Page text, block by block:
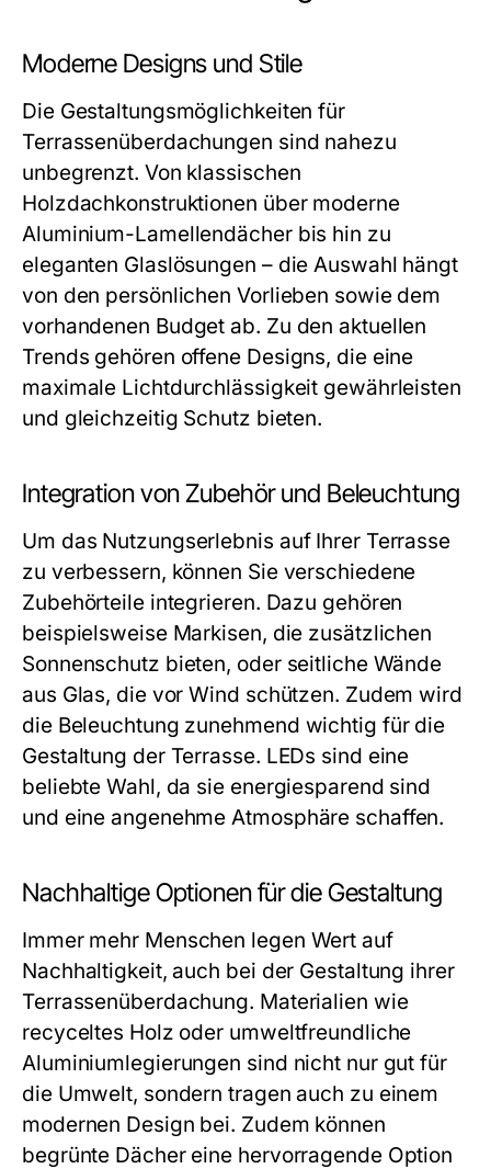
Moderne Designs und Stile
Die Gestaltungsmöglichkeiten für
Terrassenüberdachungen sind nahezu
unbegrenzt. Von klassischen
Holzdachkonstruktionen über moderne
Aluminium-Lamellendächer bis hin zu
eleganten Glaslösungen – die Auswahl hängt
von den persönlichen Vorlieben sowie dem
vorhandenen Budget ab. Zu den aktuellen
Trends gehören offene Designs, die eine
maximale Lichtdurchlässigkeit gewährleisten
und gleichzeitig Schutz bieten.
Integration von Zubehör und Beleuchtung
Um das Nutzungserlebnis auf Ihrer Terrasse
zu verbessern, können Sie verschiedene
Zubehörteile integrieren. Dazu gehören
beispielsweise Markisen, die zusätzlichen
Sonnenschutz bieten, oder seitliche Wände
aus Glas, die vor Wind schützen. Zudem wird
die Beleuchtung zunehmend wichtig für die
Gestaltung der Terrasse. LEDs sind eine
beliebte Wahl, da sie energiesparend sind
und eine angenehme Atmosphäre schaffen.
Nachhaltige Optionen für die Gestaltung
Immer mehr Menschen legen Wert auf
Nachhaltigkeit, auch bei der Gestaltung ihrer
Terrassenüberdachung. Materialien wie
recyceltes Holz oder umweltfreundliche
Aluminiumlegierungen sind nicht nur gut für
die Umwelt, sondern tragen auch zu einem
modernen Design bei. Zudem können
begrünte Dächer eine hervorragende Option